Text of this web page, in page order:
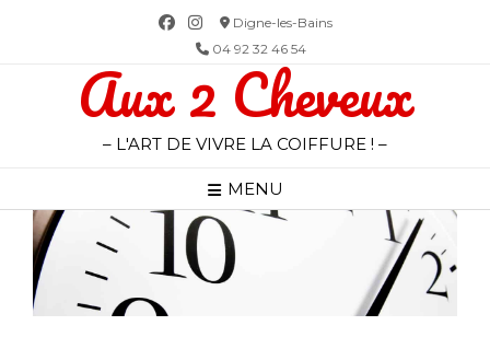
Digne-les-Bains
04 92 32 46 54
Aux 2 Cheveux
– L'ART DE VIVRE LA COIFFURE ! –
MENU